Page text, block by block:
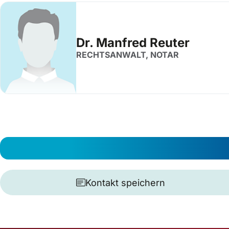
Dr. Manfred Reuter
RECHTSANWALT, NOTAR
Kontakt speichern